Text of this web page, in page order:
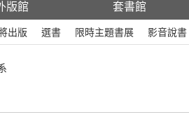
版館 套書館
出版 選書 限時主題書展 影音說書